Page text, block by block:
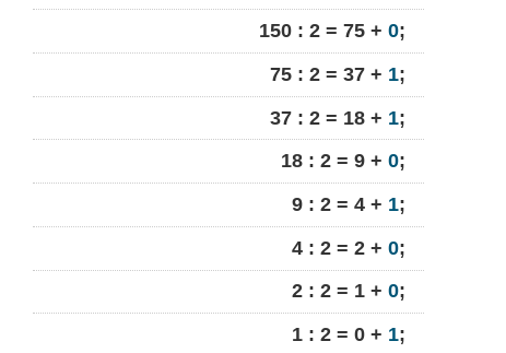
150 : 2 = 75 + 0;
75 : 2 = 37 + 1;
37 : 2 = 18 + 1;
18 : 2 = 9 + 0;
9 : 2 = 4 + 1;
4 : 2 = 2 + 0;
2 : 2 = 1 + 0;
1 : 2 = 0 + 1;